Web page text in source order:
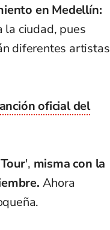
en Medellín:
la ciudad, pues
diferentes artistas
oficial del
', misma con la
Ahora